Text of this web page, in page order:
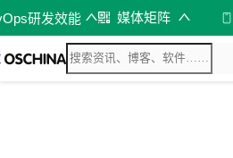
研发效能 媒体矩阵